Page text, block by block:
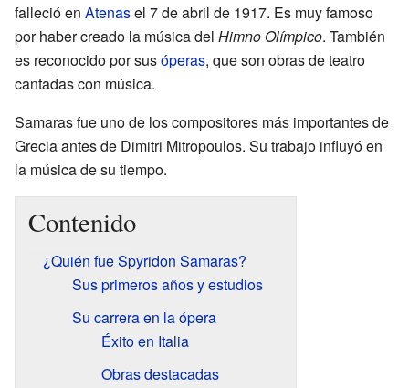
falleció en Atenasel 7 de abril de 1917. Es muy famoso
por haber creado la música del Himno Olímpico. También
es reconocido por susóperas, que son obras de teatro
cantadas con música.
Samaras fue uno de los compositores más importantes de
Grecia antes de Dimitri Mitropoulos. Su trabajo influyó en
la música de su tiempo.
Contenido
¿Quién fue Spyridon Samaras?
Sus primeros años y estudios
Su carrera en la ópera
Éxito en Italia
Obras destacadas